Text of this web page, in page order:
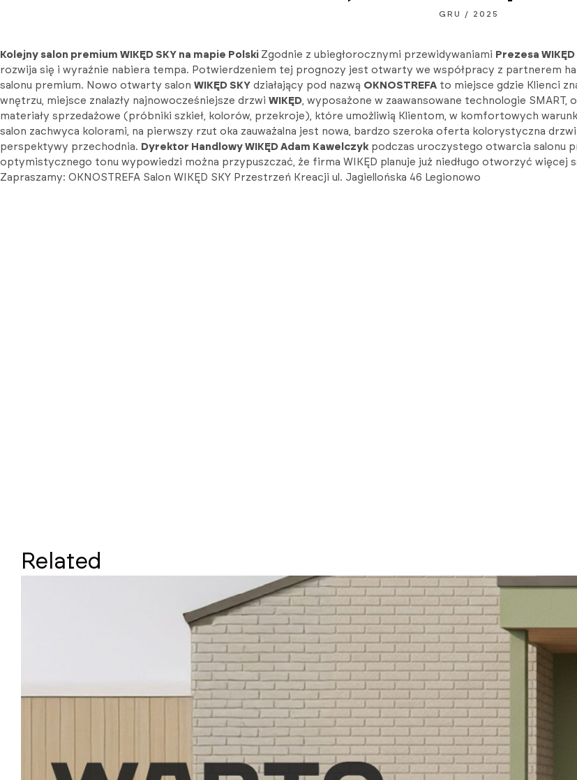
GRU / 2025
Kolejny salon premium WIKĘD SKY na mapie Polski Zgodnie z ubiegłorocznymi przewidywaniami Prezesa
rozwija się i wyraźnie nabiera tempa. Potwierdzeniem tej prognozy jest otwarty we współpracy z partnerem
salonu premium. Nowo otwarty salon WIKĘD SKY działający pod nazwą OKNOSTREFA to miejsce gdzie Klienci
wnętrzu, miejsce znalazły najnowocześniejsze drzwi WIKĘD , wyposażone w zaawansowane technologie
materiały sprzedażowe (próbniki szkieł, kolorów, przekroje), które umożliwią Klientom, w komfortowych
salon zachwyca kolorami, na pierwszy rzut oka zauważalna jest nowa, bardzo szeroka oferta kolorystyczna drzwi
perspektywy przechodnia. Dyrektor Handlowy WIKĘD Adam Kawelczyk podczas uroczystego otwarcia salonu
optymistycznego tonu wypowiedzi można przypuszczać, że firma WIKĘD planuje już niedługo otworzyć więcej
Zapraszamy: OKNOSTREFA Salon WIKĘD SKY Przestrzeń Kreacji ul. Jagiellońska 46 Legionowo
Related